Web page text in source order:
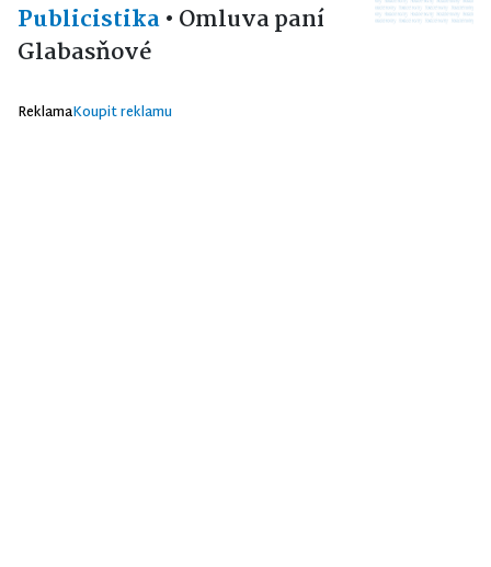
Publicistika• Omluva paní
Glabasňové
ReklamaKoupit reklamu